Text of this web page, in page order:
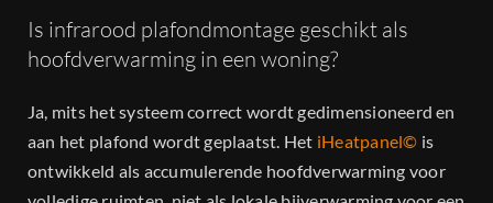
Is infrarood plafondmontage geschikt als
hoofdverwarming in een woning?
Ja, mits het systeem correct wordt gedimensioneerd en
aan het plafond wordt geplaatst. Het iHeatpanel© is
ontwikkeld als accumulerende hoofdverwarming voor